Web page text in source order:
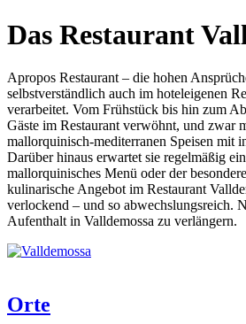
Das Restaurant
Apropos Restaurant – die hohen
selbstverständlich auch im hoteleigenen
verarbeitet. Vom Frühstück bis hin zum
Gäste im Restaurant verwöhnt, und zwar
mallorquinisch-mediterranen Speisen mit
Darüber hinaus erwartet sie regelmäßig
mallorquinisches Menü oder der
kulinarische Angebot im Restaurant
verlockend – und so abwechslungsreich.
Aufenthalt in Valldemossa zu verlängern.
Orte